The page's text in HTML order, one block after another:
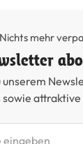
Nichts mehr
unserem
sowie